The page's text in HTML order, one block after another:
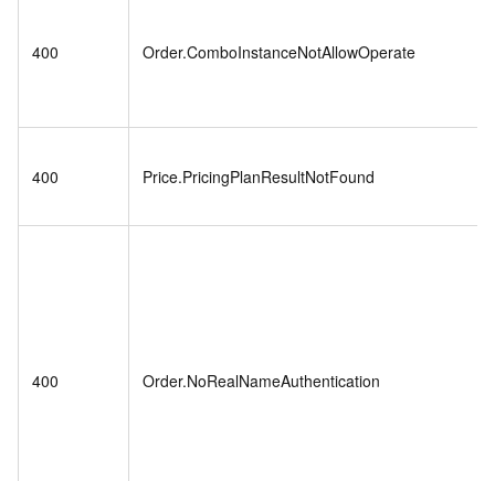
400 Order.ComboInstanceNotAllowOperate
400 Price.PricingPlanResultNotFound
400 Order.NoRealNameAuthentication